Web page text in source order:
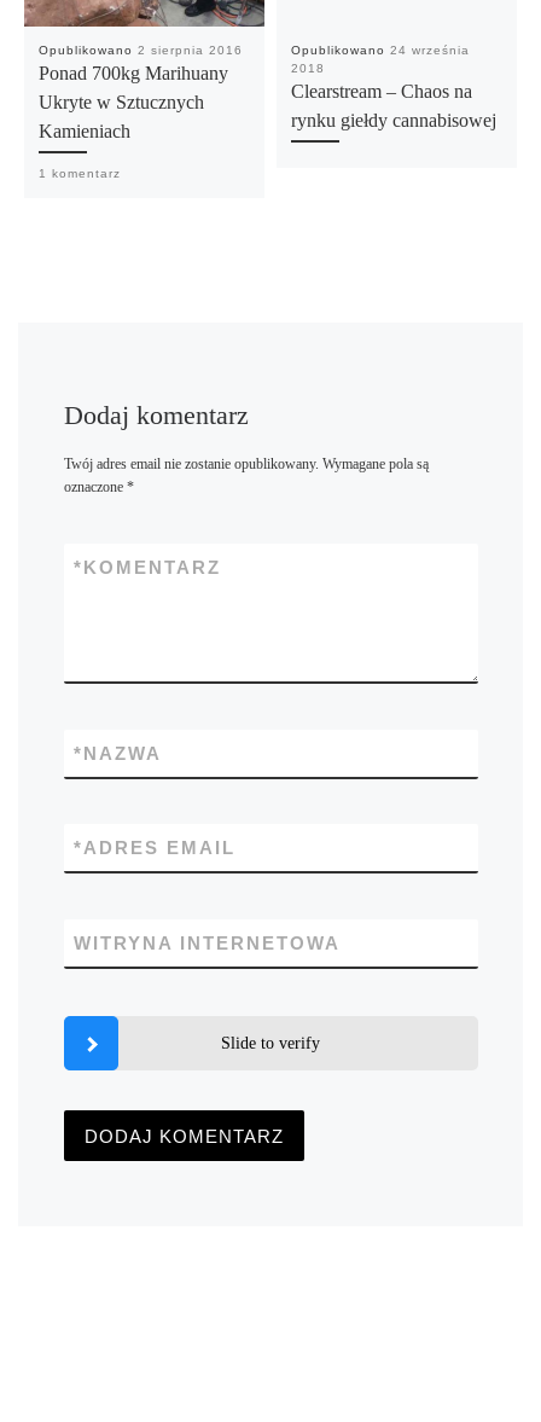
Opublikowano 2 sierpnia 2016
Ponad 700kg Marihuany
Ukryte w Sztucznych
Kamieniach
1 komentarz
Opublikowano 24 września
2018
Clearstream – Chaos na
rynku giełdy cannabisowej
Dodaj komentarz
Twój adres email nie zostanie opublikowany. Wymagane pola są
oznaczone *
KOMENTARZ
*
NAZWA
*
ADRES EMAIL
*
WITRYNA INTERNETOWA
Slide to verify